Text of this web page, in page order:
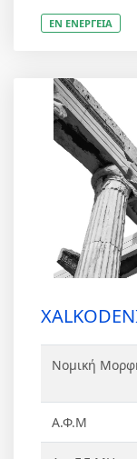
ΕΝ ΕΝΕΡΓΕΙΑ
Νομική
Α.Φ.Μ